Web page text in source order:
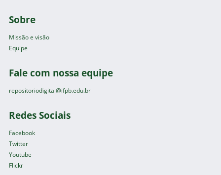
Sobre
Missão e visão
Equipe
Fale com nossa equipe
repositoriodigital@ifpb.edu.br
Redes Sociais
Facebook
Twitter
Youtube
Flickr